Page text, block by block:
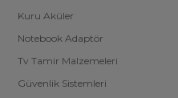
Kuru Aküler
Notebook Adaptör
Tv Tamir Malzemeleri
Güvenlik Sistemleri